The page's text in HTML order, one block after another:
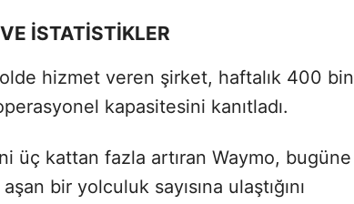
İSTATİSTİKLER
hizmet veren şirket, haftalık 400 bin
kapasitesini kanıtladı.
üç kattan fazla artıran Waymo, bugüne
bir yolculuk sayısına ulaştığını